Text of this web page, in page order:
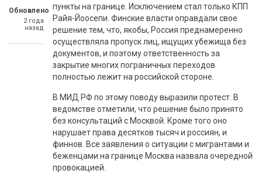
Обновлено
2 года
назад
пункты на границе. Исключением стал только КПП
Райя-Йоосепи. Финские власти оправдали свое
решение тем, что, якобы, Россия преднамеренно
осуществляла пропуск лиц, ищущих убежища без
документов, и поэтому ответственность за
закрытие многих пограничных переходов
полностью лежит на российской стороне.
В МИД РФ по этому поводу выразили протест. В
ведомстве отметили, что решение было принято
без консультаций с Москвой. Кроме того оно
нарушает права десятков тысяч и россиян, и
финнов. Все заявления о ситуации с мигрантами и
беженцами на границе Москва назвала очередной
провокацией.